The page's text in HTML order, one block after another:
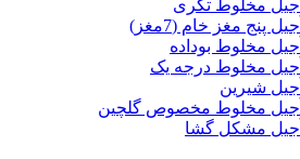
آجیل مخلوط تگری
آجیل پنج مغز خام (7مغز)
آجیل مخلوط بوداده
آجیل مخلوط درجه یک
آجیل شیرین
آجیل مخلوط مخصوص گلچین
آجیل مشکل گشا